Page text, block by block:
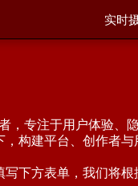
实时
专注于用户体验、
构建平台、创作者与
下方表单，我们将